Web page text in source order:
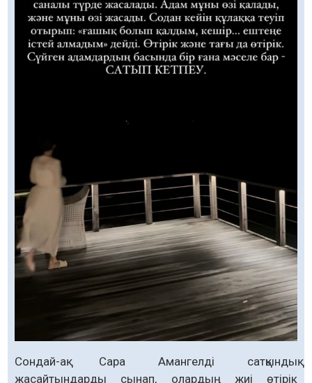
Сондай-ақ Сара Амангелді сатқындық
жасайтындарды сынап, олардың жиі өтірік